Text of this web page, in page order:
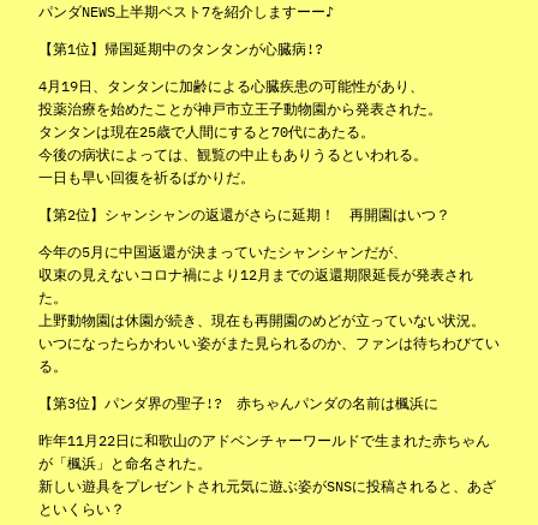
パンダNEWS上半期ベスト7を紹介しますーー♪
【第1位】帰国延期中のタンタンが心臓病!?
4月19日、タンタンに加齢による心臓疾患の可能性があり、
投薬治療を始めたことが神戸市立王子動物園から発表された。
タンタンは現在25歳で人間にすると70代にあたる。
今後の病状によっては、観覧の中止もありうるといわれる。
一日も早い回復を祈るばかりだ。
【第2位】シャンシャンの返還がさらに延期！ 再開園はいつ？
今年の5月に中国返還が決まっていたシャンシャンだが、
収束の見えないコロナ禍により12月までの返還期限延長が発表され
た。
上野動物園は休園が続き、現在も再開園のめどが立っていない状況。
いつになったらかわいい姿がまた見られるのか、ファンは待ちわびてい
る。
【第3位】パンダ界の聖子!? 赤ちゃんパンダの名前は楓浜に
昨年11月22日に和歌山のアドベンチャーワールドで生まれた赤ちゃん
が「楓浜」と命名された。
新しい遊具をプレゼントされ元気に遊ぶ姿がSNSに投稿されると、あざ
といくらい？